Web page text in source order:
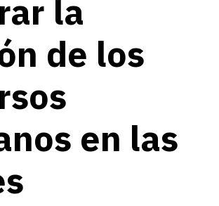
la
de los
en las